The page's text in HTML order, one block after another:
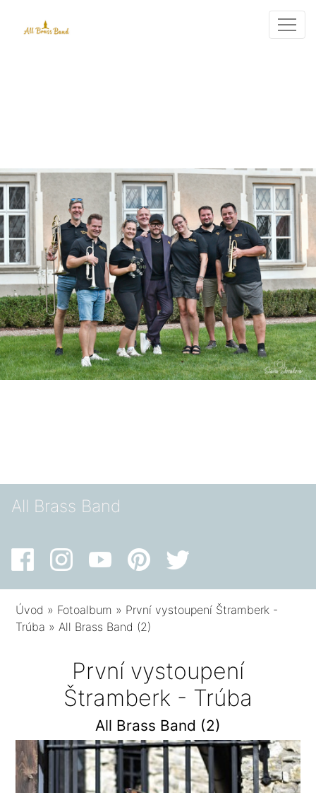
All Brass Band
Úvod » Fotoalbum » První vystoupení Štramberk -
Trúba »All Brass Band (2)
První vystoupení
Štramberk - Trúba
All Brass Band (2)